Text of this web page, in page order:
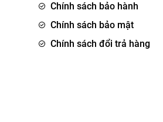
Chính sách bảo hành
Chính sách bảo mật
Chính sách đổi trả hàng